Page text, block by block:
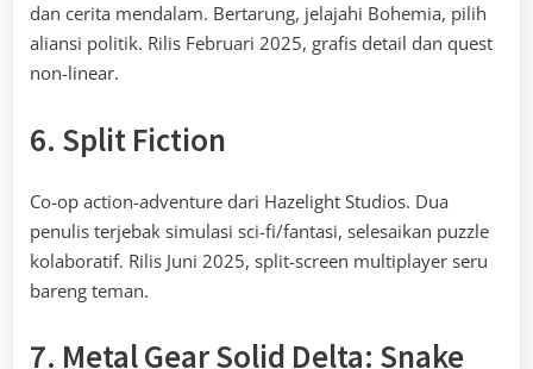
dan cerita mendalam. Bertarung, jelajahi Bohemia, pilih
aliansi politik. Rilis Februari 2025, grafis detail dan quest
non-linear.
6. Split Fiction
Co-op action-adventure dari Hazelight Studios. Dua
penulis terjebak simulasi sci-fi/fantasi, selesaikan puzzle
kolaboratif. Rilis Juni 2025, split-screen multiplayer seru
bareng teman.
7. Metal Gear Solid Delta: Snake